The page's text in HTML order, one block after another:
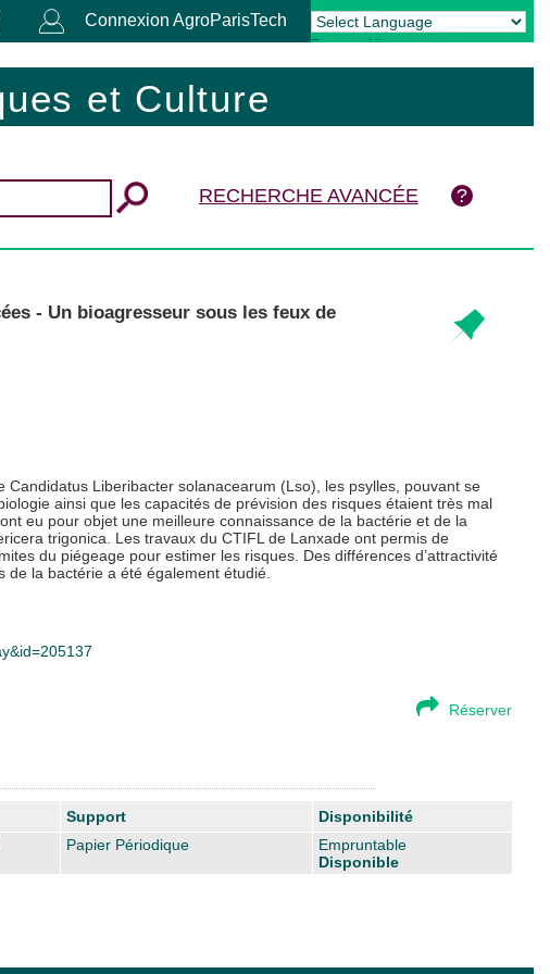
Connexion AgroParisTech
Powered by Translate
et Culture
RECHERCHE AVANCÉE
- Un bioagresseur sous les feux de
Candidatus Liberibacter solanacearum (Lso), les psylles, pouvant se
ainsi que les capacités de prévision des risques étaient très mal
eu pour objet une meilleure connaissance de la bactérie et de la
trigonica. Les travaux du CTIFL de Lanxade ont permis de
du piégeage pour estimer les risques. Des différences d’attractivité
la bactérie a été également étudié.
Réserver
Support
Disponibilité
Papier Périodique
Empruntable
Disponible